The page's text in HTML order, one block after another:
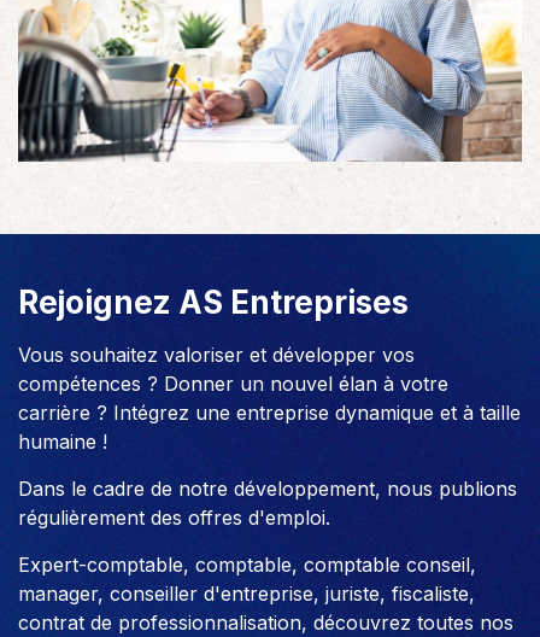
Rejoignez AS Entreprises
Vous souhaitez valoriser et développer vos
compétences ? Donner un nouvel élan à votre
carrière ? Intégrez une entreprise dynamique et à taille
humaine !
Dans le cadre de notre développement, nous publions
régulièrement des offres d'emploi.
Expert-comptable, comptable, comptable conseil,
manager, conseiller d'entreprise, juriste, fiscaliste,
contrat de professionnalisation, découvrez toutes nos